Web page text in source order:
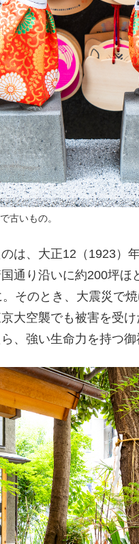
古いもの。
は、大正12（1923）
通り沿いに約200坪ほ
そのとき、大震災で
大空襲でも被害を受
、強い生命力を持つ御